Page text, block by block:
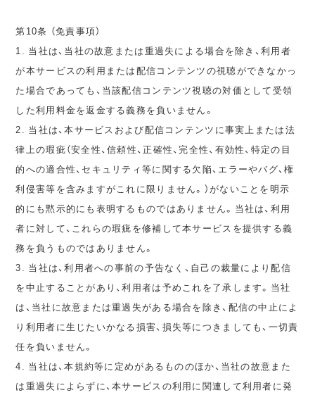
第10条 （免責事項）
1. 当社は、当社の故意または重過失による場合を除き、利用者
が本サービスの利用または配信コンテンツの視聴ができなかっ
た場合であっても、当該配信コンテンツ視聴の対価として受領
した利用料金を返金する義務を負いません。
2. 当社は、本サービスおよび配信コンテンツに事実上または法
律上の瑕疵（安全性、信頼性、正確性、完全性、有効性、特定の目
的への適合性、セキュリティ等に関する欠陥、エラーやバグ、権
利侵害等を含みますがこれに限りません。）がないことを明示
的にも黙示的にも表明するものではありません。当社は、利用
者に対して、これらの瑕疵を修補して本サービスを提供する義
務を負うものではありません。
3. 当社は、利用者への事前の予告なく、自己の裁量により配信
を中止することがあり、利用者は予めこれを了承します。当社
は、当社に故意または重過失がある場合を除き、配信の中止によ
り利用者に生じたいかなる損害、損失等につきましても、一切責
任を負いません。
4. 当社は、本規約等に定めがあるもののほか、当社の故意また
は重過失によらずに、本サービスの利用に関連して利用者に発